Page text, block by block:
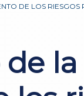
DE LOS
de